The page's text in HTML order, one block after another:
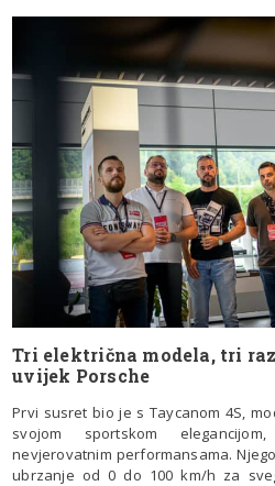
Tri električna modela, tri
uvijek Porsche
Prvi susret bio je s Taycanom 4S,
svojom sportskom
nevjerovatnim performansama.
ubrzanje od 0 do 100 km/h za